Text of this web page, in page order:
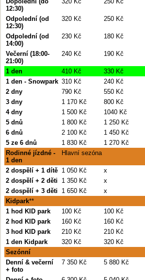
12:30)
Odpolední (od
12:30)
320 Kč 250 Kč
Odpolední (od
14:00)
230 Kč 180 Kč
Večerní (18:00-
21:00)
240 Kč 190 Kč
1 den 410 Kč 330 Kč
1 den - Snowpark 310 Kč 240 Kč
2 dny
790 Kč 550 Kč
3 dny
1 170 Kč 800 Kč
4 dny
1 500 Kč 1040 Kč
5 dnů
1 800 Kč 1 250 Kč
6 dnů
2 100 Kč 1 450 Kč
5 ze 6 dnů
1 830 Kč 1 270 Kč
Rodinné jízdné -
1 den
Hlavní sezóna
2 dospělí + 1 dítě 1 050 Kč x
2 dospělí + 2 děti
1 350 Kč x
2 dospělí + 3 děti
1 650 Kč x
Kidpark**
1 hod KID park
100 Kč 100 Kč
2 hod KID park
160 Kč 160 Kč
3 hod KID park
210 Kč 210 Kč
1 den Kidpark
320 Kč 320 Kč
Sezónní
Denní & večerní
+ foto
7 350 Kč 5 880 Kč